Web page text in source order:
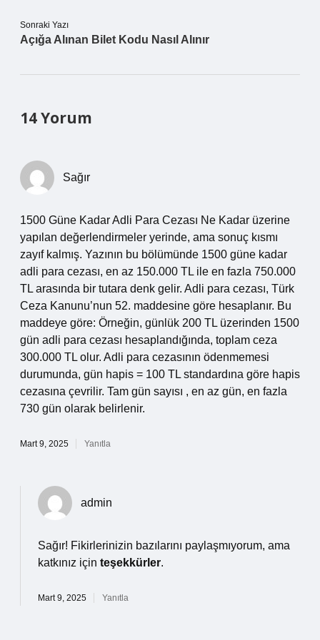
Sonraki Yazı
Açığa Alınan Bilet Kodu Nasıl Alınır
14 Yorum
Sağır
1500 Güne Kadar Adli Para Cezası Ne Kadar üzerine
yapılan değerlendirmeler yerinde, ama sonuç kısmı
zayıf kalmış. Yazının bu bölümünde 1500 güne kadar
adli para cezası, en az 150.000 TL ile en fazla 750.000
TL arasında bir tutara denk gelir. Adli para cezası, Türk
Ceza Kanunu’nun 52. maddesine göre hesaplanır. Bu
maddeye göre: Örneğin, günlük 200 TL üzerinden 1500
gün adli para cezası hesaplandığında, toplam ceza
300.000 TL olur. Adli para cezasının ödenmemesi
durumunda, gün hapis = 100 TL standardına göre hapis
cezasına çevrilir. Tam gün sayısı , en az gün, en fazla
730 gün olarak belirlenir.
Mart 9, 2025 Yanıtla
admin
Sağır! Fikirlerinizin bazılarını paylaşmıyorum, ama
katkınız için teşekkürler.
Mart 9, 2025 Yanıtla